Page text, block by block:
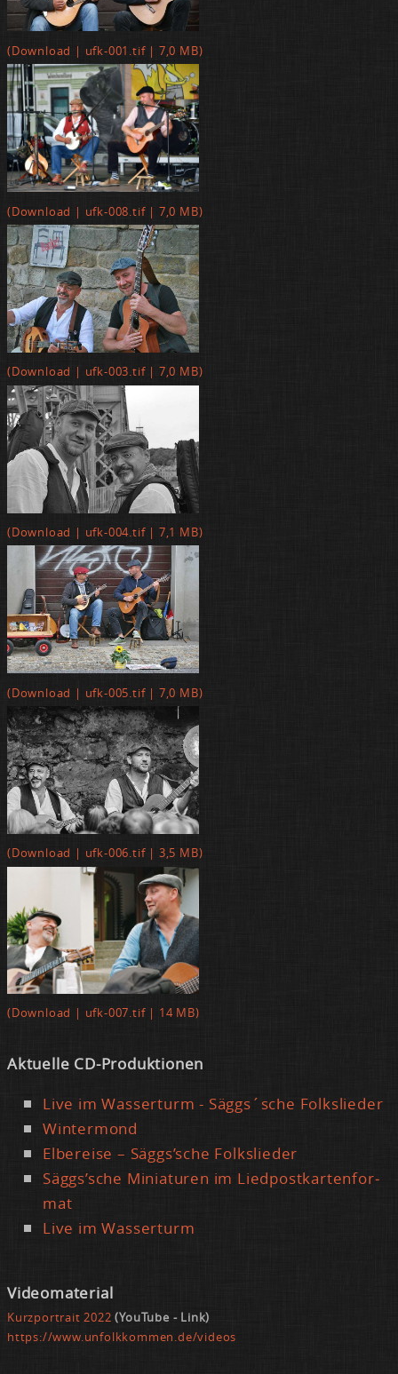
(Down­load | ufk-001.tif | 7,0 MB)
(Down­load | ufk-008.tif | 7,0 MB)
(Down­load | ufk-003.tif | 7,0 MB)
(Down­load | ufk-004.tif | 7,1 MB)
(Down­load | ufk-005.tif | 7,0 MB)
(Down­load | ufk-006.tif | 3,5 MB)
(Down­load | ufk-007.tif | 14 MB)
Ak­tu­el­le CD-Pro­duk­tio­nen
Live im Was­ser­turm - Säggs´sche Folk­s­lie­der
Win­ter­mond
El­be­rei­se – Säggs’sche Folk­s­lie­der
Säggs’sche Mi­nia­tu­ren im Lied­post­kar­ten­for­
mat
Live im Was­ser­turm
Vi­deo­ma­te­ri­al
Kurz­por­trait 2022 (You­Tube - Link)
https://​www.​unf​olkk​omme​n.​de/​videos